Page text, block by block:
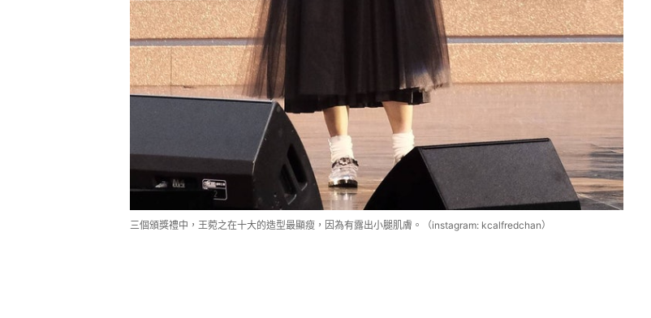
三個頒獎禮中，王菀之在十大的造型最顯瘦，因為有露出小腿肌膚。（instagram: kcalfredchan）